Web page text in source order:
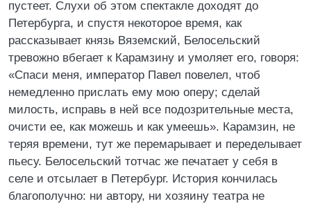
пустеет. Слухи об этом спектакле доходят до
Петербурга, и спустя некоторое время, как
рассказывает князь Вяземский, Белосельский
тревожно вбегает к Карамзину и умоляет его, говоря:
«Спаси меня, император Павел повелел, чтоб
немедленно прислать ему мою оперу; сделай
милость, исправь в ней все подозрительные места,
очисти ее, как можешь и как умеешь». Карамзин, не
теряя времени, тут же перемарывает и переделывает
пьесу. Белосельский тотчас же печатает у себя в
селе и отсылает в Петербург. История кончилась
благополучно: ни автору, ни хозяину театра не